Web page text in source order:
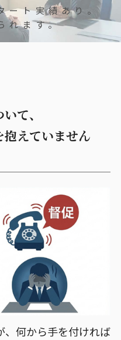
ート実績あり。
れます。
当解雇（使用者）
謗中傷・インターネット関
弁護士費用
相談の流れ
て、
えていません
、何から手を付ければ